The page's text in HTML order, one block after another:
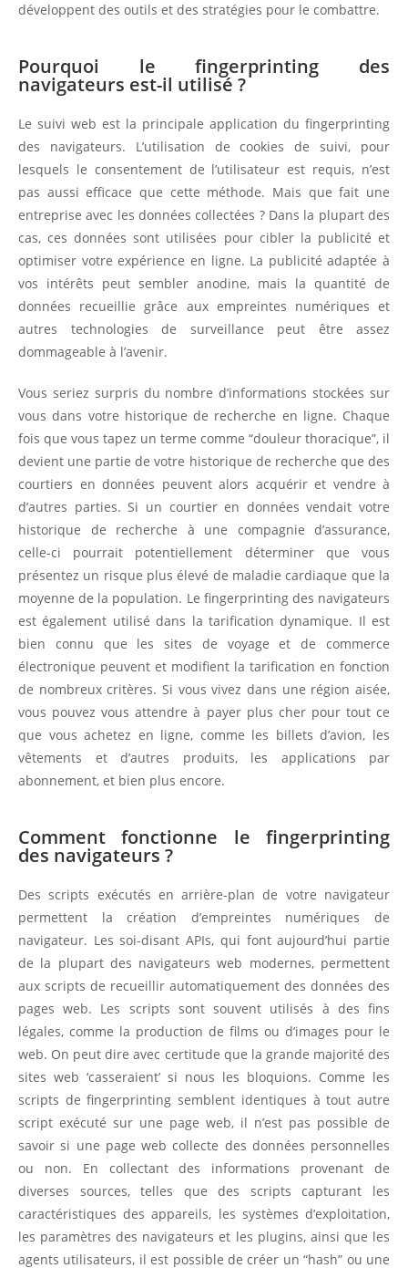
développent des outils et des stratégies pour le combattre.
Pourquoi le fingerprinting des
navigateurs est-il utilisé ?
Le suivi web est la principale application du fingerprinting
des navigateurs. L’utilisation de cookies de suivi, pour
lesquels le consentement de l’utilisateur est requis, n’est
pas aussi efficace que cette méthode. Mais que fait une
entreprise avec les données collectées ? Dans la plupart des
cas, ces données sont utilisées pour cibler la publicité et
optimiser votre expérience en ligne. La publicité adaptée à
vos intérêts peut sembler anodine, mais la quantité de
données recueillie grâce aux empreintes numériques et
autres technologies de surveillance peut être assez
dommageable à l’avenir.
Vous seriez surpris du nombre d’informations stockées sur
vous dans votre historique de recherche en ligne. Chaque
fois que vous tapez un terme comme “douleur thoracique”, il
devient une partie de votre historique de recherche que des
courtiers en données peuvent alors acquérir et vendre à
d’autres parties. Si un courtier en données vendait votre
historique de recherche à une compagnie d’assurance,
celle-ci pourrait potentiellement déterminer que vous
présentez un risque plus élevé de maladie cardiaque que la
moyenne de la population. Le fingerprinting des navigateurs
est également utilisé dans la tarification dynamique. Il est
bien connu que les sites de voyage et de commerce
électronique peuvent et modifient la tarification en fonction
de nombreux critères. Si vous vivez dans une région aisée,
vous pouvez vous attendre à payer plus cher pour tout ce
que vous achetez en ligne, comme les billets d’avion, les
vêtements et d’autres produits, les applications par
abonnement, et bien plus encore.
Comment fonctionne le fingerprinting
des navigateurs ?
Des scripts exécutés en arrière-plan de votre navigateur
permettent la création d’empreintes numériques de
navigateur. Les soi-disant APIs, qui font aujourd’hui partie
de la plupart des navigateurs web modernes, permettent
aux scripts de recueillir automatiquement des données des
pages web. Les scripts sont souvent utilisés à des fins
légales, comme la production de films ou d’images pour le
web. On peut dire avec certitude que la grande majorité des
sites web ‘casseraient’ si nous les bloquions. Comme les
scripts de fingerprinting semblent identiques à tout autre
script exécuté sur une page web, il n’est pas possible de
savoir si une page web collecte des données personnelles
ou non. En collectant des informations provenant de
diverses sources, telles que des scripts capturant les
caractéristiques des appareils, les systèmes d’exploitation,
les paramètres des navigateurs et les plugins, ainsi que les
agents utilisateurs, il est possible de créer un “hash” ou une